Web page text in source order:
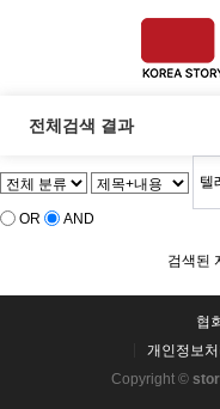
전체검색 결과
OR AND
검색된
협
개인정보
Copyright ©